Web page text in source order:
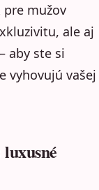
mužov
ale aj
aby ste si
vyhovujú vašej